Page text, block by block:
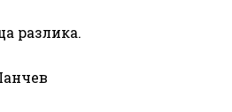
разлика.